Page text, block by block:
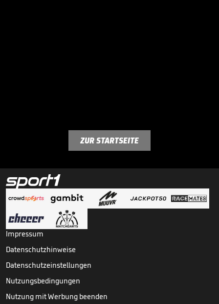
ZUR STARTSEITE
Impressum
Datenschutzhinweise
Datenschutzeinstellungen
Nutzungsbedingungen
Nutzung mit Werbung beenden